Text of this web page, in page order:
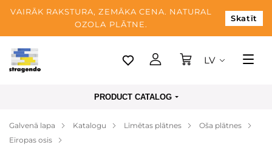
VAIRĀK RAKSTURA, ZEMĀKA CENA. NATURAL
OZOLA PLĀTNE.
Skatīt
Tallina
Apmaksa
LV
PRODUCT CATALOG
Galvenā lapa Katalogu Līmētas plātnes
Oša plātnes
Eiropas osis